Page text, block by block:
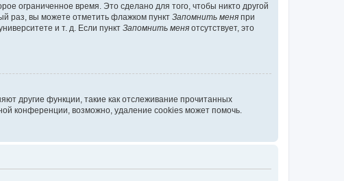
ограниченное время. Это сделано для того, чтобы никто другой
раз, вы можете отметить флажком пункт Запомнить меня при
и т. д. Если пункт Запомнить меня отсутствует, это
другие функции, такие как отслеживание прочитанных
конференции, возможно, удаление cookies может помочь.